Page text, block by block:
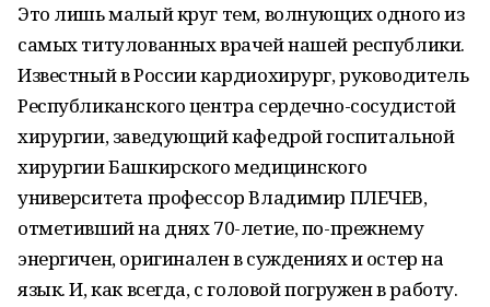
Это лишь малый круг тем, волнующих одного из
самых титулованных врачей нашей республики.
Известный в России кардиохирург, руководитель
Республиканского центра сердечно-сосудистой
хирургии, заведующий кафедрой госпитальной
хирургии Башкирского медицинского
университета профессор Владимир ПЛЕЧЕВ,
отметивший на днях 70-летие, по-прежнему
энергичен, оригинален в суждениях и остер на
язык. И, как всегда, с головой погружен в работу.